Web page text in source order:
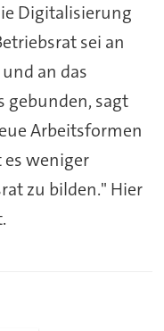
Digitalisierung
sei an
an das
gebunden, sagt
Arbeitsformen
es weniger
zu bilden." Hier